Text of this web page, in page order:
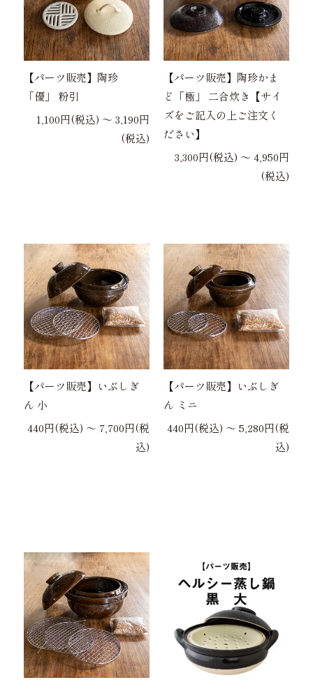
【パーツ販売】陶珍
「優」 粉引
1,100円(税込) 〜 3,190円
(税込)
【パーツ販売】陶珍かま
ど「極」 二合炊き【サイ
ズをご記入の上ご注文く
ださい】
3,300円(税込) 〜 4,950円
(税込)
【パーツ販売】いぶしぎ
ん 小
440円(税込) 〜 7,700円(税
込)
【パーツ販売】いぶしぎ
ん ミニ
440円(税込) 〜 5,280円(税
込)